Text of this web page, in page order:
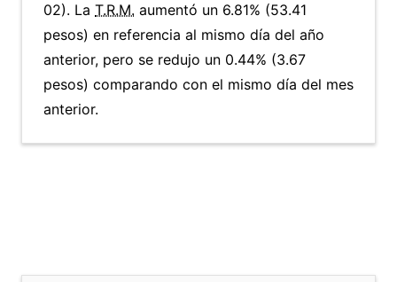
02). La T.R.M. aumentó un 6.81% (53.41
pesos) en referencia al mismo día del año
anterior, pero se redujo un 0.44% (3.67
pesos) comparando con el mismo día del mes
anterior.